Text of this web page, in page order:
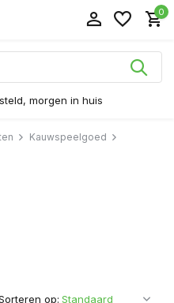
0
Kauwspeelgoed
op: